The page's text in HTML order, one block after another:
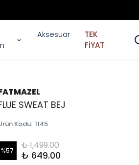
Aksesuar
TEK
FİYAT
SWEAT BEJ
Kodu: 1145
%57 ₺ 1,499.00
₺ 649.00